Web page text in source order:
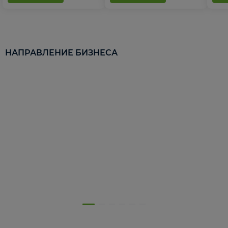
НАПРАВЛЕНИЕ БИЗНЕСА